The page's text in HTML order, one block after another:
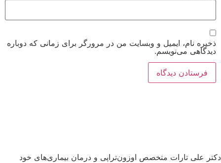
ذخیره نام، ایمیل و وبسایت من در مرورگر برای زمانی که دوباره
دیدگاهی می‌نویسم.
دکتر علی تارات متخصص اوزون‌تراپی و درمان بیماری‌های خود